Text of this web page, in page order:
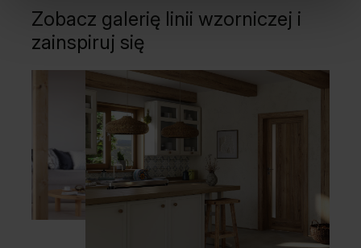
Zobacz galerię linii wzorniczej i
zainspiruj się